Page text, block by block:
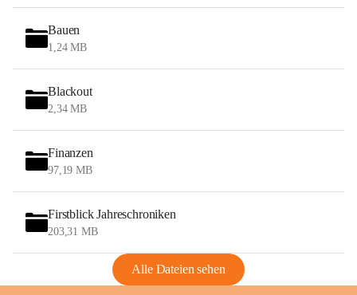
Bauen
1,24 MB
Blackout
2,34 MB
Finanzen
97,19 MB
Firstblick Jahreschroniken
203,31 MB
Alle Dateien sehen